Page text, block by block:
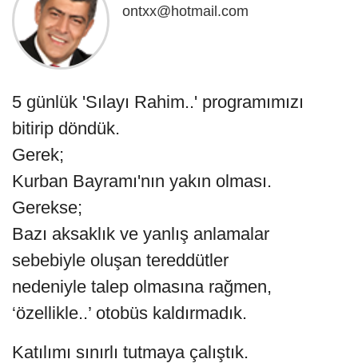
ontxx@hotmail.com
5 günlük 'Sılayı Rahim..' programımızı
bitirip döndük.
Gerek;
Kurban Bayramı'nın yakın olması.
Gerekse;
Bazı aksaklık ve yanlış anlamalar
sebebiyle oluşan tereddütler
nedeniyle talep olmasına rağmen,
‘özellikle..’ otobüs kaldırmadık.
Katılımı sınırlı tutmaya çalıştık.